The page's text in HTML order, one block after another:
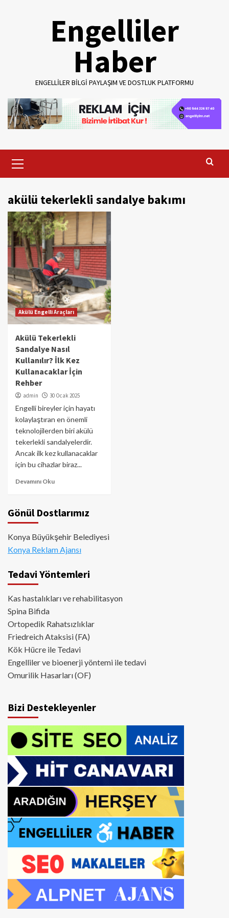
Engelliler
Haber
ENGELLILER BILGI PAYLAŞIM VE DOSTLUK PLATFORMU
Menu
akülü tekerlekli sandalye bakımı
Akülü Engelli Araçları
Akülü Tekerlekli
Sandalye Nasıl
Kullanılır? İlk Kez
Kullanacaklar İçin
Rehber
admin 30 Ocak 2025
Engelli bireyler için hayatı
kolaylaştıran en önemli
teknolojilerden biri akülü
tekerlekli sandalyelerdir.
Ancak ilk kez kullanacaklar
için bu cihazlar biraz...
Devamını Oku
Gönül Dostlarımız
Konya Büyükşehir Belediyesi
Konya Reklam Ajansı
Tedavi Yöntemleri
Kas hastalıkları ve rehabilitasyon
Spina Bifida
Ortopedik Rahatsızlıklar
Friedreich Ataksisi (FA)
Kök Hücre ile Tedavi
Engelliler ve bioenerji yöntemi ile tedavi
Omurilik Hasarları (OF)
Bizi Destekleyenler